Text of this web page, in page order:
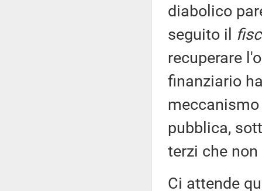
diabolico
seguito il
recuperare
finanziario
pubblica,
terzi che
Ci attende